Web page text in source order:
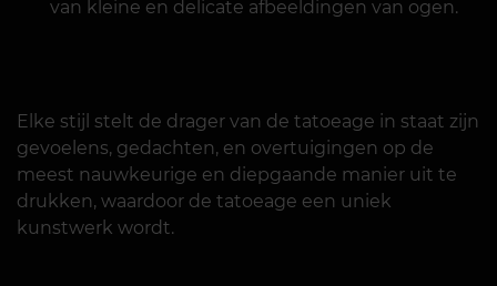
van kleine en delicate afbeeldingen van ogen.
Elke stijl stelt de drager van de tatoeage in staat zijn
gevoelens, gedachten, en overtuigingen op de
meest nauwkeurige en diepgaande manier uit te
drukken, waardoor de tatoeage een uniek
kunstwerk wordt.